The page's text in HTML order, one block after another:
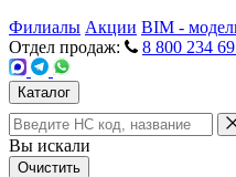
Филиалы Акции BIM -
Отдел продаж:
8 800 234
Каталог
Вы искали
Очистить